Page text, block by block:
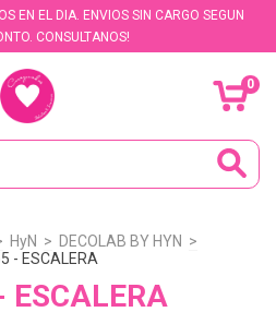
EN EL DIA. ENVIOS SIN CARGO SEGUN
CONSULTANOS!
0
HyN > DECOLAB BY HYN >
- ESCALERA
ESCALERA